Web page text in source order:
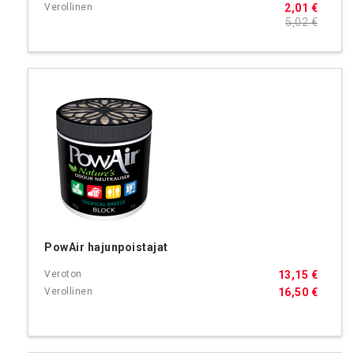
2,01 €
5,02 €
PowAir hajunpoistajat
16,50 €
13,15 €